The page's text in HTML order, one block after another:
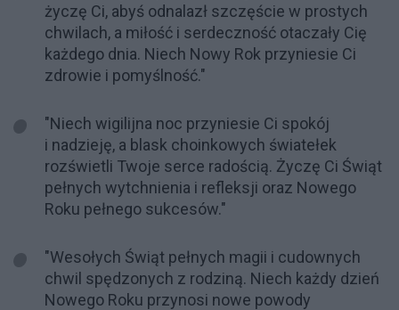
życzę Ci, abyś odnalazł szczęście w prostych
chwilach, a miłość i serdeczność otaczały Cię
każdego dnia. Niech Nowy Rok przyniesie Ci
zdrowie i pomyślność."
"Niech wigilijna noc przyniesie Ci spokój
i nadzieję, a blask choinkowych światełek
rozświetli Twoje serce radością. Życzę Ci Świąt
pełnych wytchnienia i refleksji oraz Nowego
Roku pełnego sukcesów."
"Wesołych Świąt pełnych magii i cudownych
chwil spędzonych z rodziną. Niech każdy dzień
Nowego Roku przynosi nowe powody